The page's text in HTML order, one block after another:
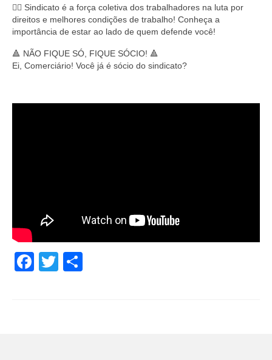
✊🏽 Sindicato é a força coletiva dos trabalhadores na luta por
direitos e melhores condições de trabalho! Conheça a
importância de estar ao lado de quem defende você!
🔺 NÃO FIQUE SÓ, FIQUE SÓCIO! 🔺
Ei, Comerciário! Você já é sócio do sindicato?
Facebook
Twitter